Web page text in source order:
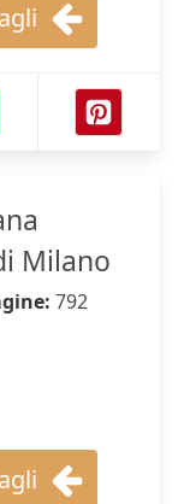
Milano
792